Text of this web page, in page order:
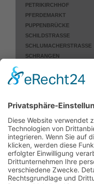
PETRIKIRCHHOF
PFERDEMARKT
PUPPENBRÜCKE
SCHILDSTRASSE
SCHLUMACHERSTRASSE
SCHRANGEN
WAHMSTRASSE
WALLSTRASSE
WILLY-BRANDT-ALLEE
NICHT MEHR ERHALTEN
KÜCKNITZ
MOISLING
SCHLUTUP
ST. GERTRUD
ST. JÜRGEN